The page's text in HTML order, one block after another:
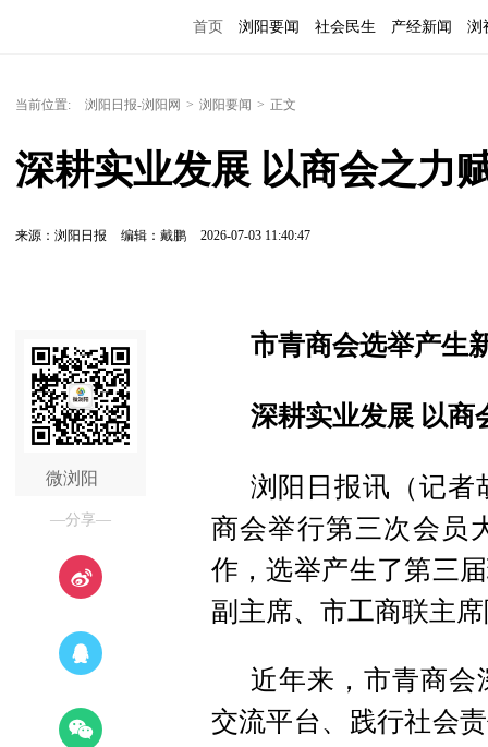
首页 浏阳要闻 社会民生 产经新闻 浏
当前位置: 浏阳日报-浏阳网 > 浏阳要闻 > 正文
深耕实业发展 以商会之力
来源：浏阳日报 编辑：戴鹏 2026-07-03 11:40:47
微浏阳
—分享—
市青商会选举产生
深耕实业发展 以商
浏阳日报讯（记者
商会举行第三次会员
作，选举产生了第三
副主席、市工商联主
近年来，市青商会
交流平台、践行社会